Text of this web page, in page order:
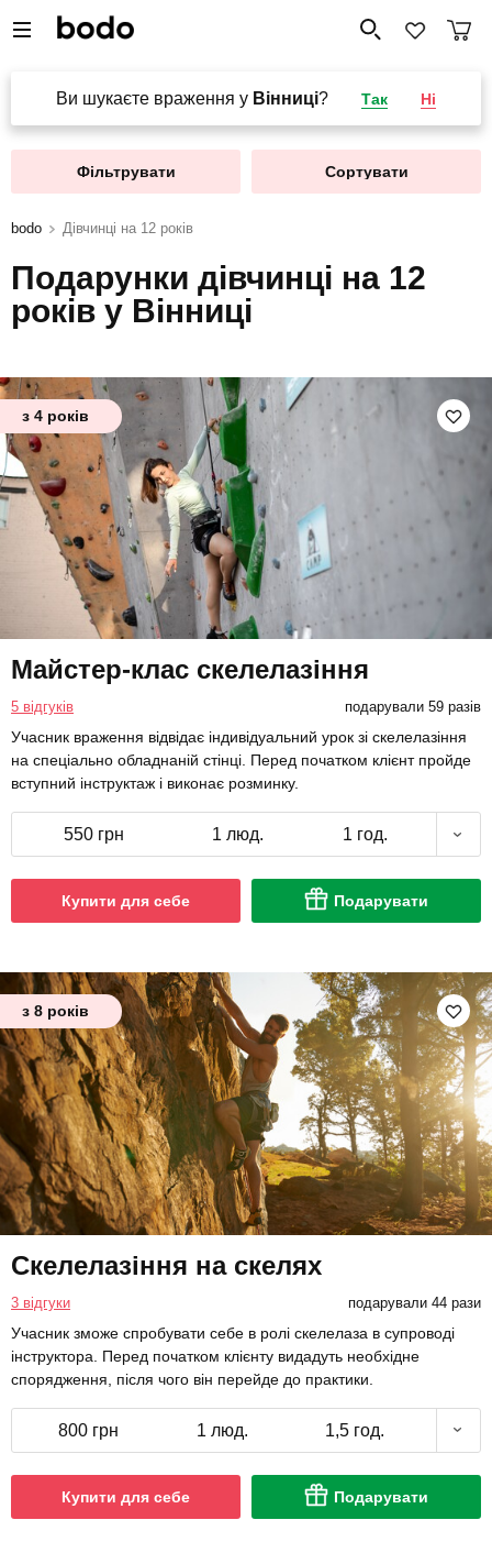
Ви шукаєте враження у Вінниці? Так Ні
Фільтрувати Сортувати
bodo Дівчинці на 12 років
Подарунки дівчинці на 12
років у Вінниці
з 4 років
Майстер-клас скелелазіння
5 відгуків подарували 59 разів
Учасник враження відвідає індивідуальний урок зі скелелазіння
на спеціально обладнаній стінці. Перед початком клієнт пройде
вступний інструктаж і виконає розминку.
550 грн 1 люд. 1 год.
Купити для себе Подарувати
з 8 років
Скелелазіння на скелях
3 відгуки подарували 44 рази
Учасник зможе спробувати себе в ролі скелелаза в супроводі
інструктора. Перед початком клієнту видадуть необхідне
спорядження, після чого він перейде до практики.
800 грн 1 люд. 1,5 год.
Купити для себе Подарувати